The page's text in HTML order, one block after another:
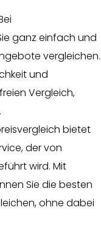
ganz einfach und
vergleichen.
und
Vergleich,
bietet
der von
wird. Mit
Sie die besten
ohne dabei